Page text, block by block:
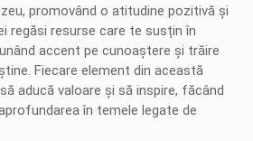
promovând o atitudine pozitivă și
regăsi resurse care te susțin în
accent pe cunoaștere și trăire
Fiecare element din această
aducă valoare și să inspire, făcând
în temele legate de